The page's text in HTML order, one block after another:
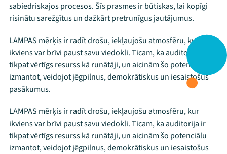
sabiedriskajos procesos. Šīs prasmes ir būtiskas, lai kopīgi
risinātu sarežģītus un dažkārt pretrunīgus jautājumus.
LAMPAS mērķis ir radīt drošu, iekļaujošu atmosfēru, kur
ikviens var brīvi paust savu viedokli. Ticam, ka auditorija ir
tikpat vērtīgs resurss kā runātāji, un aicinām šo potenciālu
izmantot, veidojot jēgpilnus, demokrātiskus un iesaistošus
pasākumus.
LAMPAS mērķis ir radīt drošu, iekļaujošu atmosfēru, kur
ikviens var brīvi paust savu viedokli. Ticam, ka auditorija ir
tikpat vērtīgs resurss kā runātāji, un aicinām šo potenciālu
izmantot, veidojot jēgpilnus, demokrātiskus un iesaistošus